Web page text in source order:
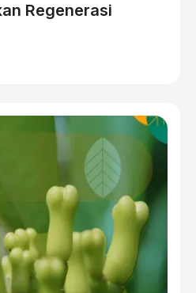
Regenerasi